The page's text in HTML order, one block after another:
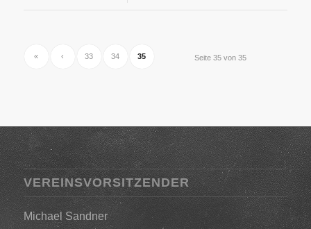
Seite 35 von 35
« ‹ 33 34 35
VEREINSVORSITZENDER
Michael Sandner